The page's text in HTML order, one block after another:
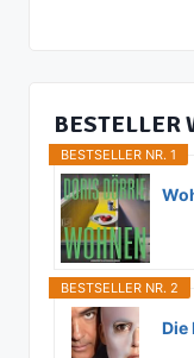
BESTELLER
BESTSELLER NR. 1
BESTSELLER NR. 2
Die